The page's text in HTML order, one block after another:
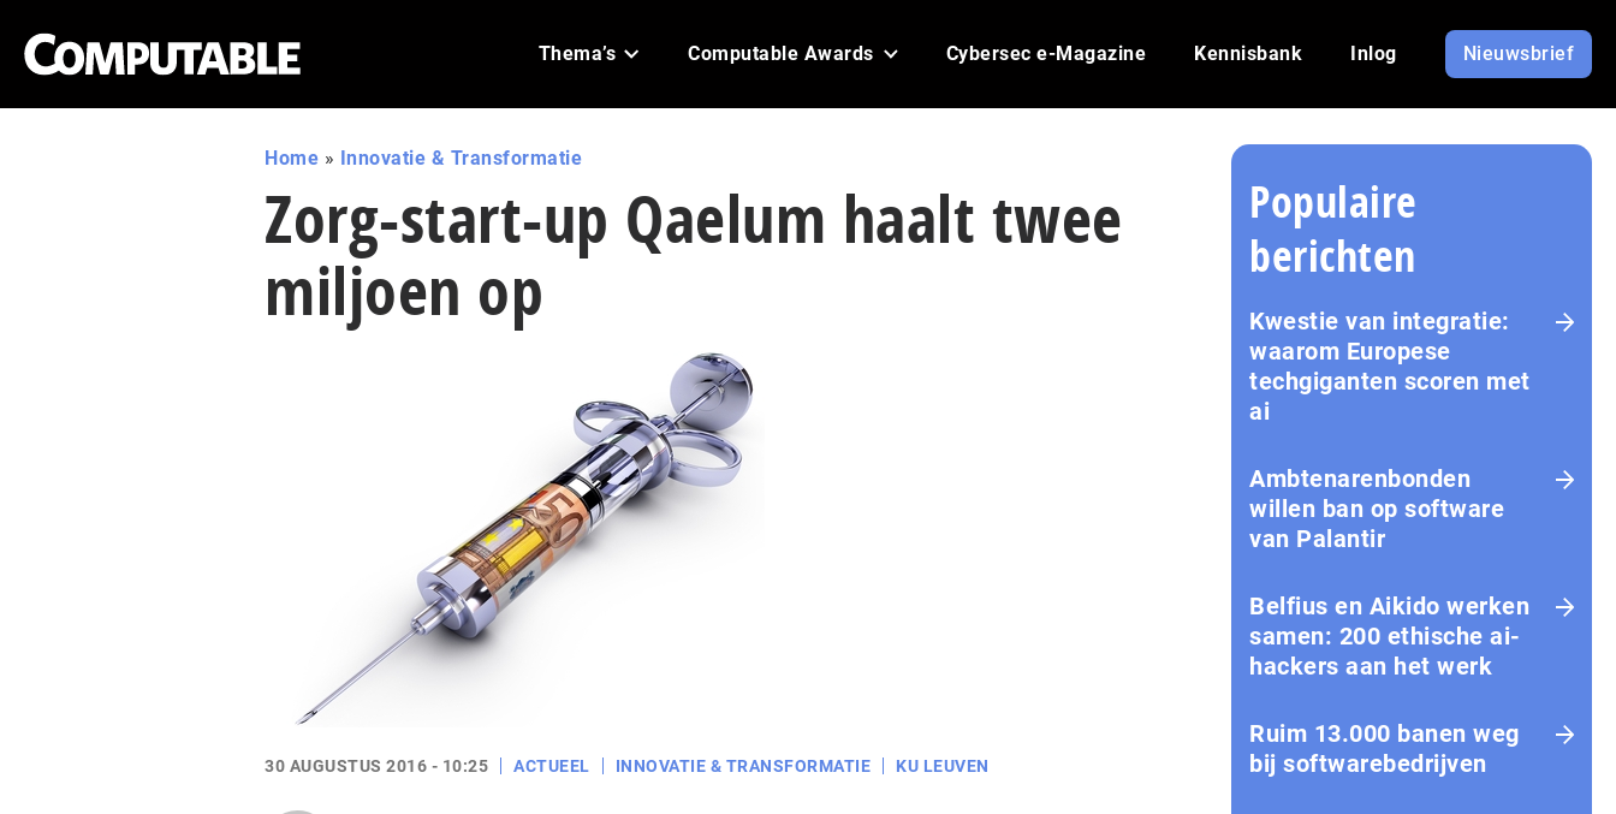
Thema’s Computable Awards Cybersec e-Magazine Kennisbank Inlog Nieuwsbrief
Home » Innovatie & Transformatie
Zorg-start-up Qaelum haalt twee
miljoen op
30 AUGUSTUS 2016 - 10:25 ACTUEEL INNOVATIE & TRANSFORMATIE KU LEUVEN
Populaire
berichten
Kwestie van integratie:
waarom Europese
techgiganten scoren met
ai
Amb­te­na­ren­bon­den
willen ban op software
van Palantir
Belfius en Aikido werken
samen: 200 ethische ai-
hackers aan het werk
Ruim 13.000 banen weg
bij softwarebedrijven